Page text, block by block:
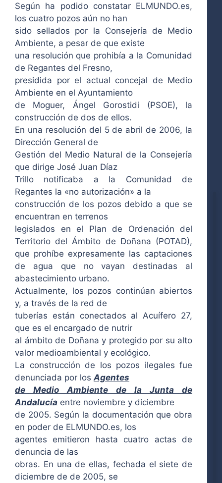
Según ha podido constatar ELMUNDO.es,
los cuatro pozos aún no han
sido sellados por la Consejería de Medio
Ambiente, a pesar de que existe
una resolución que prohibía a la Comunidad
de Regantes del Fresno,
presidida por el actual concejal de Medio
Ambiente en el Ayuntamiento
de Moguer, Ángel Gorostidi (PSOE), la
construcción de dos de ellos.
En una resolución del 5 de abril de 2006, la
Dirección General de
Gestión del Medio Natural de la Consejería
que dirige José Juan Díaz
Trillo notificaba a la Comunidad de
Regantes la «no autorización» a la
construcción de los pozos debido a que se
encuentran en terrenos
legislados en el Plan de Ordenación del
Territorio del Ámbito de Doñana (POTAD),
que prohíbe expresamente las captaciones
de agua que no vayan destinadas al
abastecimiento urbano.
Actualmente, los pozos continúan abiertos
y, a través de la red de
tuberías están conectados al Acuífero 27,
que es el encargado de nutrir
al ámbito de Doñana y protegido por su alto
valor medioambiental y ecológico.
La construcción de los pozos ilegales fue
denunciada por los Agentes
de Medio Ambiente de la Junta de
Andalucía entre noviembre y diciembre
de 2005. Según la documentación que obra
en poder de ELMUNDO.es, los
agentes emitieron hasta cuatro actas de
denuncia de las
obras. En una de ellas, fechada el siete de
diciembre de de 2005, se